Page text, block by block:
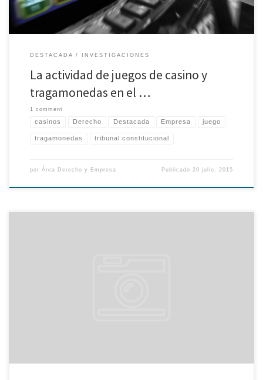
DESTACADA INVESTIGACIONES
La actividad de juegos de casino y
tragamonedas en el …
1 comment
casinos Derecho Destacada Empresa juego
tragamonedas tribunal constitucional
por Área Derecho y Empresa Publicado20 julio, 2015